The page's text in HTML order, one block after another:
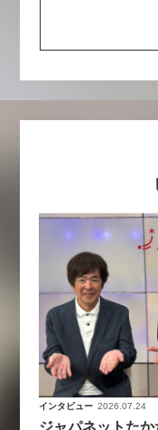
インタビュー 2026.07.24
ジャパネットた